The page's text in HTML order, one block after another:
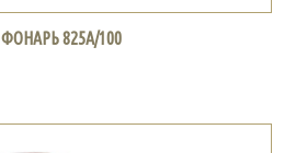
ФОНАРЬ 825А/100